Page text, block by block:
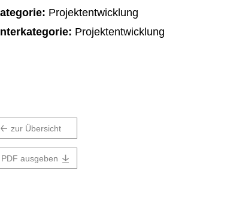
Projektentwicklung
Projektentwicklung
zur Übersicht
PDF ausgeben